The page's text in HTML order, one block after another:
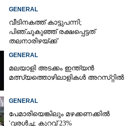
GENERAL
വീടിനകത്ത് കാട്ടുപന്നി;
പിഞ്ചുകുഞ്ഞ് രക്ഷപ്പെട്ടത്
തലനാരിഴയ്ക്ക്
GENERAL
മലയാളി അടക്കം ഇന്ത്യൻ
മത്സ്യത്തൊഴിലാളികൾ അറസ്‌റ്റിൽ
GENERAL
പേമാരിയെങ്കിലും മഴക്കണക്കിൽ
'വരൾച്ച; കുറവ് 23%